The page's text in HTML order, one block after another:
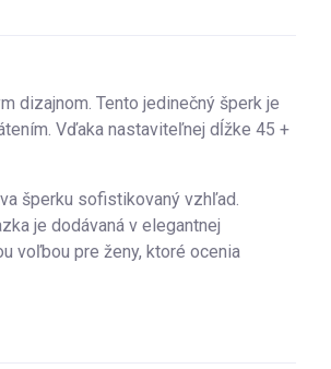
dizajnom. Tento jedinečný šperk je
Vďaka nastaviteľnej dĺžke 45 +
šperku sofistikovaný vzhľad.
je dodávaná v elegantnej
voľbou pre ženy, ktoré ocenia